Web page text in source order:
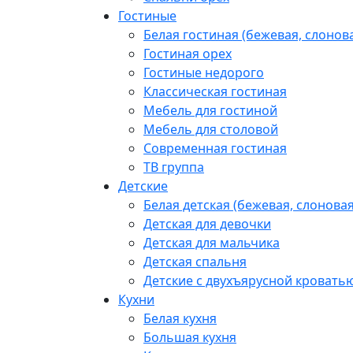
Гостиные
Белая гостиная (бежевая,
Гостиная орех
Гостиные недорого
Классическая гостиная
Мебель для гостиной
Мебель для столовой
Современная гостиная
ТВ группа
Детские
Белая детская (бежевая,
Детская для девочки
Детская для мальчика
Детская спальня
Детские с двухъярусной
Кухни
Белая кухня
Большая кухня